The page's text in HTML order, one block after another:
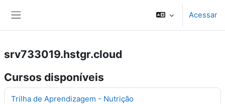
Acessar
srv733019.hstgr.cloud
Cursos disponíveis
Trilha de Aprendizagem - Nutrição